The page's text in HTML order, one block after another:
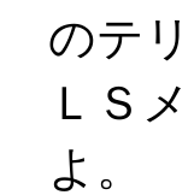
のテ
ＬＳ
よ。